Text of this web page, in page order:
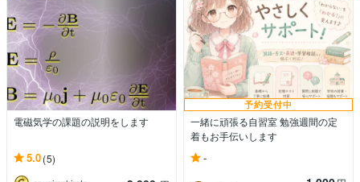
電磁気学の課題の説明をします
5.0(5)
予約受付中
一緒に頑張る自習室 勉強週間の定
着もお手伝いします
-